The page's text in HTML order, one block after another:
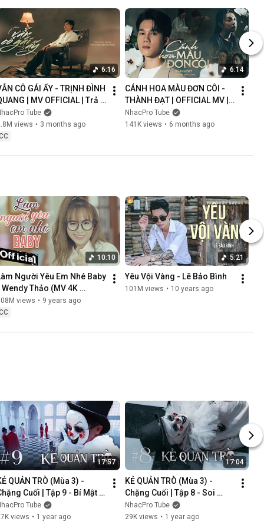
6:16
CÔ GÁI ẤY - TRỊNH ĐÌNH
| MV OFFICIAL | Trả
Em Quá Khứ Đau Lòng
Lỗi Vì Làm Em Khóc
Tube
views • 3 months ago
6:14
CÁNH HOA MÀU ĐƠN CÔI -
THÀNH ĐẠT | OFFICIAL MV |
Anh Nghĩ Chắc Là Ý Trời
Nhưng Buồn Lắm Người Ơi...
NhacPro Tube
141K views • 6 months ago
10:10
Người Yêu Em Nhé Baby
Wendy Thảo (MV 4K
views • 9 years ago
5:21
Yêu Vội Vàng - Lê Bảo Bình
101M views • 10 years ago
17:57
QUẢN TRÒ (Mùa 3) -
Cuối | Tập 9 - Bí Mật
| GAME CUNG HOÀNG
|| Web Drama 2025
Tube
views • 1 year ago
17:04
KẺ QUẢN TRÒ (Mùa 3) -
Chặng Cuối | Tập 8 - Soi
Cung | GAME CUNG HOÀNG
ĐẠO || Web Drama 2025
NhacPro Tube
29K views • 1 year ago